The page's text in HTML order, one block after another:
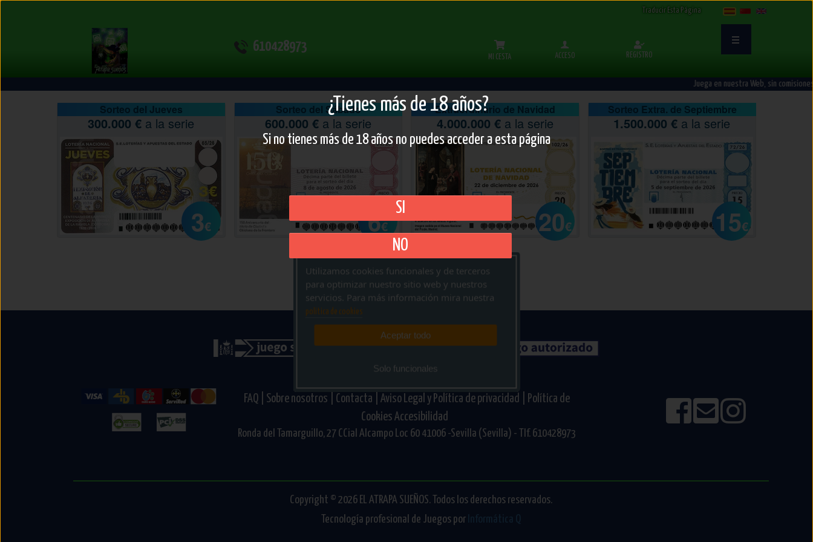
610428973
MI CESTA ACCESO REGISTRO
Juega en nuestra Web, sin comisiones
300.000 € a la serie
Sorteo del Jueves
3€
600.000 €a la serie
Sorteo del Sábado
6€
4.000.000 €a la serie
Extraordinario de Navidad
20€
1.500.000 € a la serie
Sorteo Extra. de Septiembre
15€
FAQ | Sobre nosotros | Contacta | Aviso Legal y Política de privacidad |
Política de
Cookies Accesibilidad
Ronda del Tamarguillo, 27 CCial Alcampo Loc 60 41006 -Sevilla (Sevilla) - Tlf. 610428973
Traducir Esta Página Select Language
Copyright © 2026 EL ATRAPA SUEÑOS. Todos los derechos reservados.
Tecnología profesional de Juegos por
Utilizamos cookies funcionales y de terceros
para optimizar nuestro sitio web y nuestros
servicios. Para más información mira nuestra
politica de cookies
Aceptar todo
Solo funcionales
¿Tienes más de 18 años?
Si no tienes más de 18 años no puedes acceder a esta página
SI
NO